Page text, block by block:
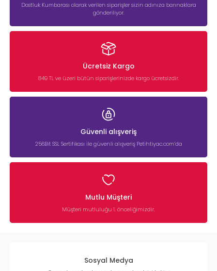
Dostluk Kumbarası olarak verilen siparişler sizin adınıza barınaklara
gönderiliyor.
Ücretsiz Kargo
849 TL ve üzeri bütün siparişlerinizde kargo ücretsizdir.
Güvenli alışveriş
256Bit SSL Sertifikası ile güvenli alışveriş Petihtiyac.com’da
Mutlu Müşteri
Müşteri mutluluğu 1. önceliğimizdir.
Sosyal Medya